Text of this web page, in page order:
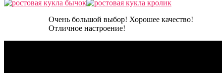
Очень большой выбор! Хорошее качество!
Отличное настроение!